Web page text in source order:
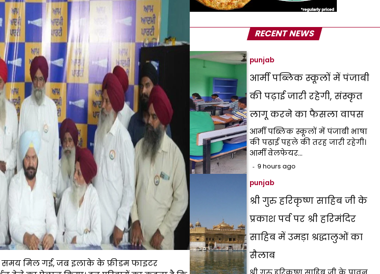
समय मिल गई, जब इलाके के फ्रीडम फाइटर
RECENT NEWS
punjab
आर्मी पब्लिक स्कूलों में पंजाबी
की पढ़ाई जारी रहेगी, संस्कृत
लागू करने का फैसला वापस
आर्मी पब्लिक स्कूलों में पंजाबी भाषा
की पढ़ाई पहले की तरह जारी रहेगी।
आर्मी वेलफेयर…
9 hours ago
punjab
श्री गुरु हरिकृष्ण साहिब जी के
प्रकाश पर्व पर श्री हरिमंदिर
साहिब में उमड़ा श्रद्धालुओं का
सैलाब